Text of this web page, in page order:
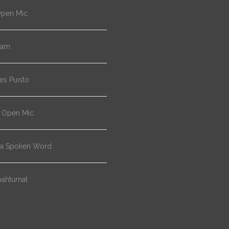
Mic
Puisto
Open Mic
Spoken Word